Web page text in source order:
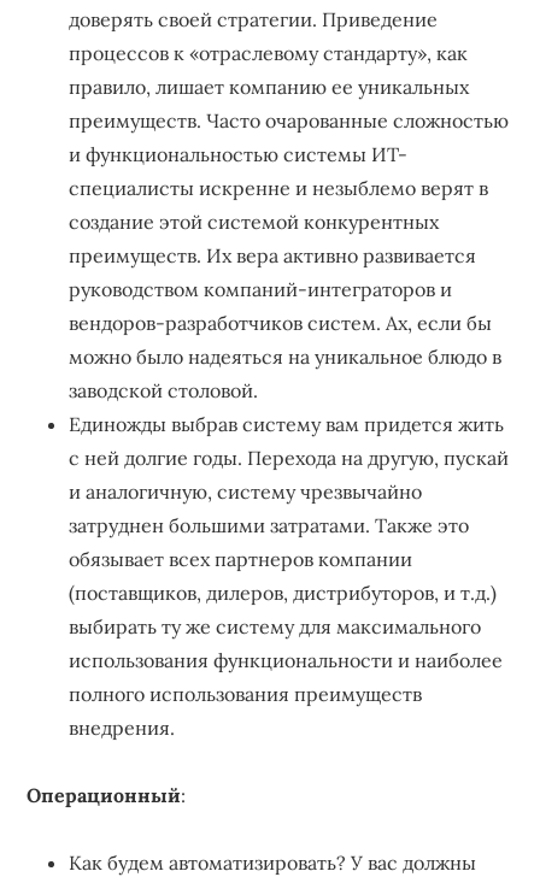
доверять своей стратегии. Приведение
процессов к «отраслевому стандарту», как
правило, лишает компанию ее уникальных
преимуществ. Часто очарованные сложностью
и функциональностью системы ИТ-
специалисты искренне и незыблемо верят в
создание этой системой конкурентных
преимуществ. Их вера активно развивается
руководством компаний-интеграторов и
вендоров-разработчиков систем. Ах, если бы
можно было надеяться на уникальное блюдо в
заводской столовой.
Единожды выбрав систему вам придется жить
с ней долгие годы. Перехода на другую, пускай
и аналогичную, систему чрезвычайно
затруднен большими затратами. Также это
обязывает всех партнеров компании
(поставщиков, дилеров, дистрибуторов, и т.д.)
выбирать ту же систему для максимального
использования функциональности и наиболее
полного использования преимуществ
внедрения.
Операционный:
Как будем автоматизировать? У вас должны